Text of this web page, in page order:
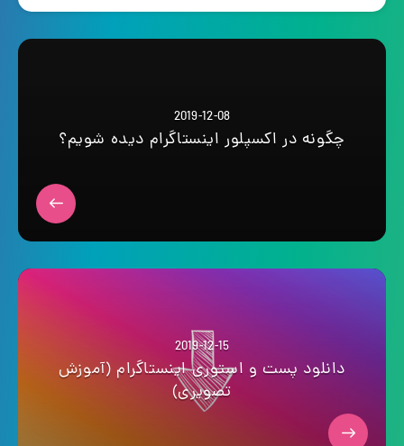
2019-12-08
چگونه در اکسپلور اینستاگرام دیده شویم؟
2019-12-15
دانلود پست و استوری اینستاگرام (آموزش
تصویری)